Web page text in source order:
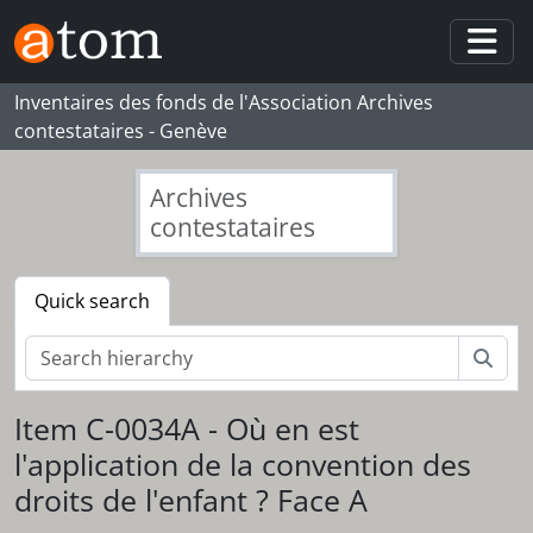
Skip to main content
Inventaires des fonds de l'Association Archives
contestataires - Genève
Archives
contestataires
Quick search
Item C-0034A - Où en est
l'application de la convention des
droits de l'enfant ? Face A
[Fonds] 082_CCSI - Centre de contact Suisses Immigrés (CCSI)
[Series] S001 - Assemblées générales et comité
[Series] S002 - Secrétariat, équipe de travail
[Series] S003 - Correspondance